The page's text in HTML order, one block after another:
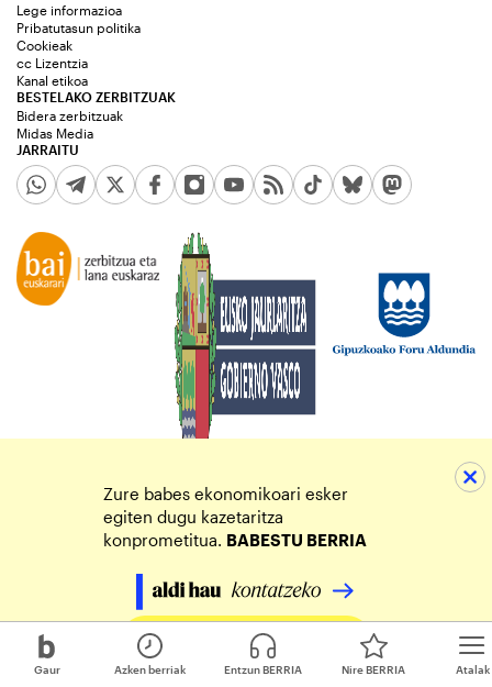
Gaur Atalak
Azken berriak Entzun BERRIA Nire BERRIA
JARRAITU
Lege informazioa
Pribatutasun politika
Cookieak
cc Lizentzia
Kanal etikoa
BESTELAKO ZERBITZUAK
Bidera zerbitzuak
Midas Media
Zure babes ekonomikoari esker
egiten dugu kazetaritza
konprometitua. BABESTU BERRIA
Egin zure ekarpena